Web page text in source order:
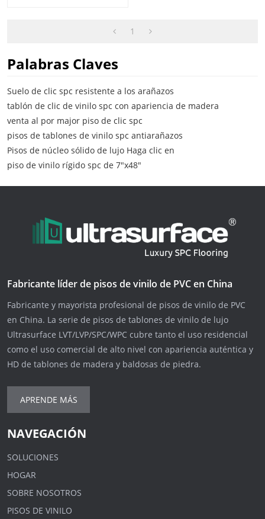
1
Palabras Claves
Suelo de clic spc resistente a los arañazos
tablón de clic de vinilo spc con apariencia de madera
venta al por major piso de clic spc
pisos de tablones de vinilo spc antiarañazos
Pisos de núcleo sólido de lujo Haga clic en
piso de vinilo rígido spc de 7"x48"
Fabricante líder de pisos de vinilo de PVC en China
Fabricante y mayorista profesional de pisos de vinilo de PVC
en China. La serie de pisos de tablones de vinilo de lujo
Ultrasurface LVT/LVP/SPC/WPC cubre tanto el uso residencial
como el uso comercial de alto nivel con apariencia auténtica y
HD de tablones de madera y baldosas de piedra.
APRENDE MÁS
NAVEGACIÓN
SOLUCIONES
HOGAR
SOBRE NOSOTROS
PISOS DE VINILO